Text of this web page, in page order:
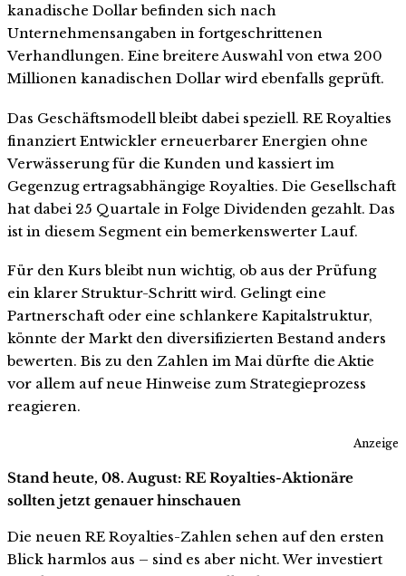
kanadische Dollar befinden sich nach
Unternehmensangaben in fortgeschrittenen
Verhandlungen. Eine breitere Auswahl von etwa 200
Millionen kanadischen Dollar wird ebenfalls geprüft.
Das Geschäftsmodell bleibt dabei speziell. RE Royalties
finanziert Entwickler erneuerbarer Energien ohne
Verwässerung für die Kunden und kassiert im
Gegenzug ertragsabhängige Royalties. Die Gesellschaft
hat dabei 25 Quartale in Folge Dividenden gezahlt. Das
ist in diesem Segment ein bemerkenswerter Lauf.
Für den Kurs bleibt nun wichtig, ob aus der Prüfung
ein klarer Struktur-Schritt wird. Gelingt eine
Partnerschaft oder eine schlankere Kapitalstruktur,
könnte der Markt den diversifizierten Bestand anders
bewerten. Bis zu den Zahlen im Mai dürfte die Aktie
vor allem auf neue Hinweise zum Strategieprozess
reagieren.
Anzeige
Stand heute, 08. August: RE Royalties-Aktionäre
sollten jetzt genauer hinschauen
Die neuen RE Royalties-Zahlen sehen auf den ersten
Blick harmlos aus – sind es aber nicht. Wer investiert